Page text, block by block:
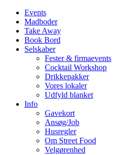
Events
Madboder
Take Away
Book Bord
Selskaber
Fester & firmaevents
Cocktail Workshop
Drikkepakker
Vores lokaler
Udfyld blanket
Info
Gavekort
Ansøg/Job
Husregler
Om Street Food
Velgørenhed